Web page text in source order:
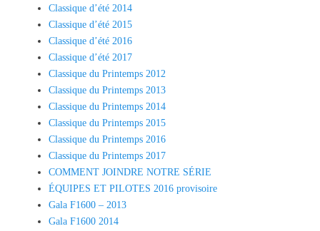
Classique d’été 2014
Classique d’été 2015
Classique d’été 2016
Classique d’été 2017
Classique du Printemps 2012
Classique du Printemps 2013
Classique du Printemps 2014
Classique du Printemps 2015
Classique du Printemps 2016
Classique du Printemps 2017
COMMENT JOINDRE NOTRE SÉRIE
ÉQUIPES ET PILOTES 2016 provisoire
Gala F1600 – 2013
Gala F1600 2014